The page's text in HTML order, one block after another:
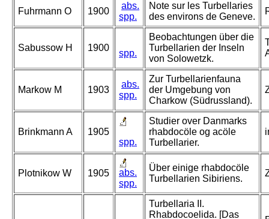
Fuhrmann O 1900
abs.
spp.
Note sur les Turbellaries
des environs de Geneve.
Sabussow H 1900
spp.
Beobachtungen über die
Turbellarien der Inseln
von Solowetzk.
Markow M 1903
abs.
spp.
Zur Turbellarienfauna
der Umgebung von
Charkow (Südrussland).
Brinkmann A
1905
spp.
Studier over Danmarks
rhabdocöle og acöle
Turbellarier.
Plotnikow W 1905
abs.
spp.
Über einige rhabdocöle
Turbellarien Sibiriens.
Turbellaria II.
Rhabdocoelida. [Das